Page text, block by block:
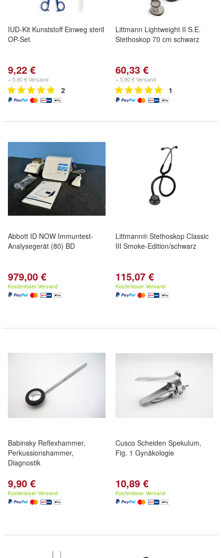
IUD-Kit Kunststoff Einweg steril
OP-Set
9,22 €
+ 5,90 € Versand
2
Littmann Lightweight II S.E.
Stethoskop 70 cm schwarz
60,33 €
+ 5,90 € Versand
1
Abbott ID NOW Immuntest-
Analysegerät (80) BD
979,00 €
Kostenloser Versand
Littmann® Stethoskop Classic
III Smoke-Edition/schwarz
115,07 €
Kostenloser Versand
Babinsky Reflexhammer,
Perkussionshammer,
Diagnostik
9,90 €
Kostenloser Versand
Cusco Scheiden Spekulum,
Fig. 1 Gynäkologie
10,89 €
Kostenloser Versand